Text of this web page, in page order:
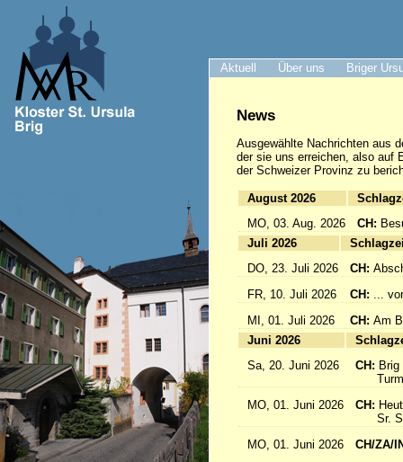
Aktuell Über uns Briger
News
Ausgewählte Nachrichten aus
der sie uns erreichen, also auf
der Schweizer Provinz zu
August 2026
MO, 03. Aug. 2026
CH:
Juli 2026
DO, 23. Juli 2026
CH:
FR, 10. Juli 2026
CH: ...
MI, 01. Juli 2026
CH: Am
Juni 2026
Sa, 20. Juni 2026
CH:
MO, 01. Juni 2026
CH:
Sr.
MO, 01. Juni 2026
CH/ZA/